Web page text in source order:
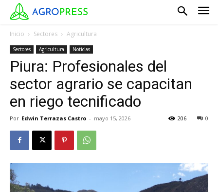
Inicio Sectores Agricultura
Sectores Agricultura Noticias
Piura: Profesionales del
sector agrario se capacitan
en riego tecnificado
Por Edwin Terrazas Castro - mayo 15, 2026 0
206